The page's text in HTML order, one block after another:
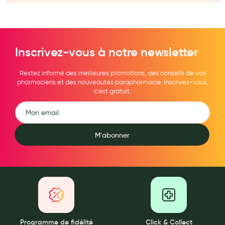
Diététique minceur
Phytothérapie
Gemmothérapie
Confiserie
Voies respiratoires
Oligothérapie
Médicaments et Santé
Premiers soins
Pansements
Inscrivez-vous à notre newsletter
Restez informé des meilleures promotions, des conseils de vos
pharmaciens et des nouveautés parapharmacie. Inscrivez-vous,
c'est gratuit.
M'abonner
Programme de fidélité Click & Collect